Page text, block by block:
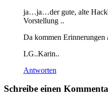
ja…ja…der gute, alte
Vorstellung ..
Da kommen
LG..Karin..
Antworten
Schreibe einen